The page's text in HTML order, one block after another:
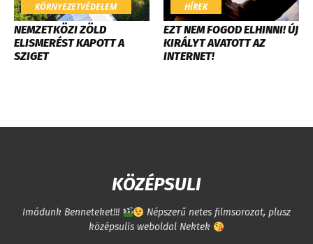
KÖRNYEZETVÉDELEM
​NEMZETKÖZI ZÖLD
ELISMERÉST KAPOTT A
SZIGET
HÍREK
EZT NEM FOGOD ELHINNI! ÚJ
KIRÁLYT AVATOTT AZ
INTERNET!
KÖZÉPSULI
Imádunk Benneteket!!!
Népszerű netes filmsorozat, plusz
középsulis weboldal Nektek